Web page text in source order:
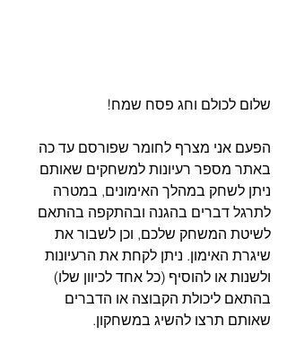
שלום לכולם וחג פסח שמח!
הפעם אני מצרף לחומר שפורסם עד כה
באתר מספר רעיונות למשחקים שאותם
ניתן לשחק במהלך האימונים, במטרה
לתרגל דברים בהגנה ובהתקפה בהתאם
לשיטת המשחק שלכם, וכן לשבור את
שיגרת האימון. ניתן לקחת את הרעיונות
ולשנות או להוסיף (כל אחד לכיוון שלו)
בהתאם ליכולת הקבוצה או הדברים
שאותם תרצו להשיג במשחקון.